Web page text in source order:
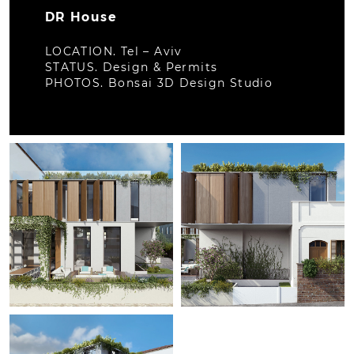
לפתיחת
התמונה
בגדול
DR House
LOCATION. Tel – Aviv
STATUS. Design & Permits
PHOTOS. Bonsai 3D Design Studio
לפתיחת
התמונה
בגדול
לפתיחת
התמונה